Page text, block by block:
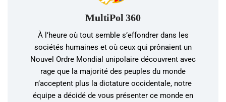
MultiPol 360
À l’heure où tout semble s’effondrer dans les
sociétés humaines et où ceux qui prônaient un
Nouvel Ordre Mondial unipolaire découvrent avec
rage que la majorité des peuples du monde
n’acceptent plus la dictature occidentale, notre
équipe a décidé de vous présenter ce monde en